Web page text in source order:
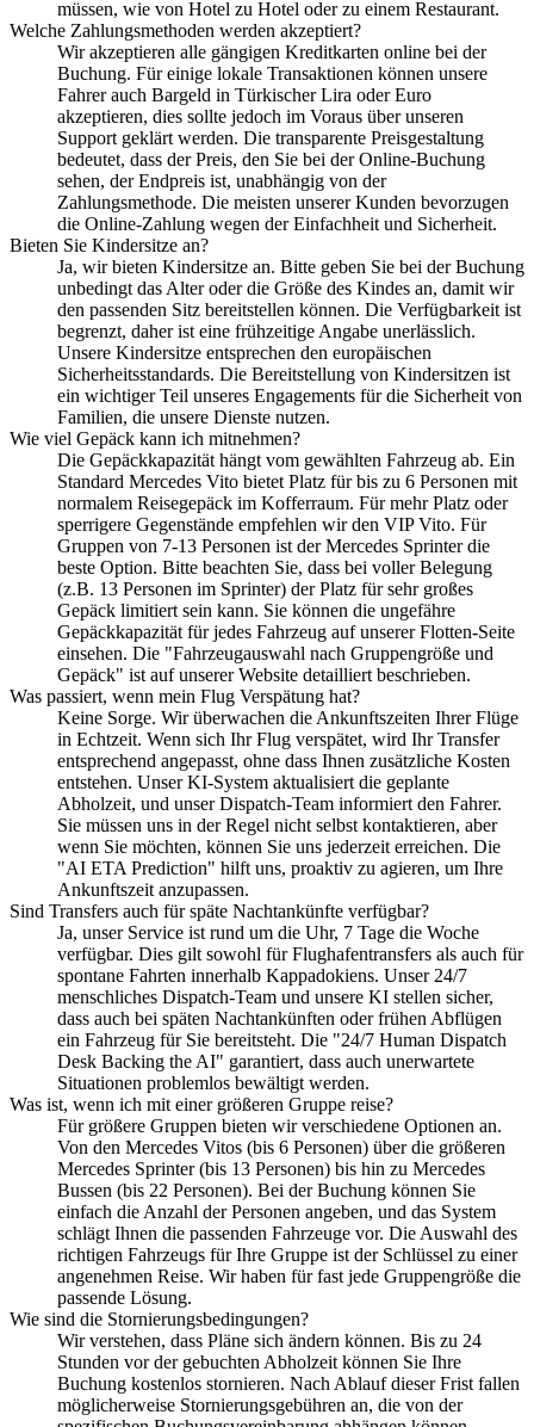
müssen, wie von Hotel zu Hotel oder zu einem Restaurant.
Welche Zahlungsmethoden werden akzeptiert?
Wir akzeptieren alle gängigen Kreditkarten online bei der
Buchung. Für einige lokale Transaktionen können unsere
Fahrer auch Bargeld in Türkischer Lira oder Euro
akzeptieren, dies sollte jedoch im Voraus über unseren
Support geklärt werden. Die transparente Preisgestaltung
bedeutet, dass der Preis, den Sie bei der Online-Buchung
sehen, der Endpreis ist, unabhängig von der
Zahlungsmethode. Die meisten unserer Kunden bevorzugen
die Online-Zahlung wegen der Einfachheit und Sicherheit.
Bieten Sie Kindersitze an?
Ja, wir bieten Kindersitze an. Bitte geben Sie bei der Buchung
unbedingt das Alter oder die Größe des Kindes an, damit wir
den passenden Sitz bereitstellen können. Die Verfügbarkeit ist
begrenzt, daher ist eine frühzeitige Angabe unerlässlich.
Unsere Kindersitze entsprechen den europäischen
Sicherheitsstandards. Die Bereitstellung von Kindersitzen ist
ein wichtiger Teil unseres Engagements für die Sicherheit von
Familien, die unsere Dienste nutzen.
Wie viel Gepäck kann ich mitnehmen?
Die Gepäckkapazität hängt vom gewählten Fahrzeug ab. Ein
Standard Mercedes Vito bietet Platz für bis zu 6 Personen mit
normalem Reisegepäck im Kofferraum. Für mehr Platz oder
sperrigere Gegenstände empfehlen wir den VIP Vito. Für
Gruppen von 7-13 Personen ist der Mercedes Sprinter die
beste Option. Bitte beachten Sie, dass bei voller Belegung
(z.B. 13 Personen im Sprinter) der Platz für sehr großes
Gepäck limitiert sein kann. Sie können die ungefähre
Gepäckkapazität für jedes Fahrzeug auf unserer Flotten-Seite
einsehen. Die "Fahrzeugauswahl nach Gruppengröße und
Gepäck" ist auf unserer Website detailliert beschrieben.
Was passiert, wenn mein Flug Verspätung hat?
Keine Sorge. Wir überwachen die Ankunftszeiten Ihrer Flüge
in Echtzeit. Wenn sich Ihr Flug verspätet, wird Ihr Transfer
entsprechend angepasst, ohne dass Ihnen zusätzliche Kosten
entstehen. Unser KI-System aktualisiert die geplante
Abholzeit, und unser Dispatch-Team informiert den Fahrer.
Sie müssen uns in der Regel nicht selbst kontaktieren, aber
wenn Sie möchten, können Sie uns jederzeit erreichen. Die
"AI ETA Prediction" hilft uns, proaktiv zu agieren, um Ihre
Ankunftszeit anzupassen.
Sind Transfers auch für späte Nachtankünfte verfügbar?
Ja, unser Service ist rund um die Uhr, 7 Tage die Woche
verfügbar. Dies gilt sowohl für Flughafentransfers als auch für
spontane Fahrten innerhalb Kappadokiens. Unser 24/7
menschliches Dispatch-Team und unsere KI stellen sicher,
dass auch bei späten Nachtankünften oder frühen Abflügen
ein Fahrzeug für Sie bereitsteht. Die "24/7 Human Dispatch
Desk Backing the AI" garantiert, dass auch unerwartete
Situationen problemlos bewältigt werden.
Was ist, wenn ich mit einer größeren Gruppe reise?
Für größere Gruppen bieten wir verschiedene Optionen an.
Von den Mercedes Vitos (bis 6 Personen) über die größeren
Mercedes Sprinter (bis 13 Personen) bis hin zu Mercedes
Bussen (bis 22 Personen). Bei der Buchung können Sie
einfach die Anzahl der Personen angeben, und das System
schlägt Ihnen die passenden Fahrzeuge vor. Die Auswahl des
richtigen Fahrzeugs für Ihre Gruppe ist der Schlüssel zu einer
angenehmen Reise. Wir haben für fast jede Gruppengröße die
passende Lösung.
Wie sind die Stornierungsbedingungen?
Wir verstehen, dass Pläne sich ändern können. Bis zu 24
Stunden vor der gebuchten Abholzeit können Sie Ihre
Buchung kostenlos stornieren. Nach Ablauf dieser Frist fallen
möglicherweise Stornierungsgebühren an, die von der